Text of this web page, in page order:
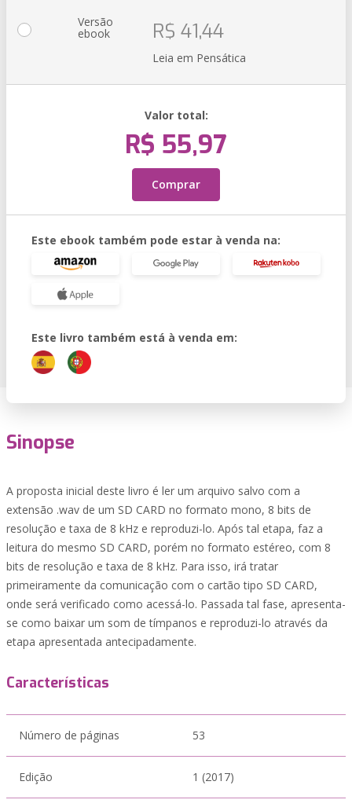
Versão
ebook R$ 41,44
Leia em Pensática
Valor total:
R$ 55,97
Comprar
Este ebook também pode estar à venda na:
Este livro também está à venda em:
Sinopse
A proposta inicial deste livro é ler um arquivo salvo com a
extensão .wav de um SD CARD no formato mono, 8 bits de
resolução e taxa de 8 kHz e reproduzi-lo. Após tal etapa, faz a
leitura do mesmo SD CARD, porém no formato estéreo, com 8
bits de resolução e taxa de 8 kHz. Para isso, irá tratar
primeiramente da comunicação com o cartão tipo SD CARD,
onde será verificado como acessá-lo. Passada tal fase, apresenta-
se como baixar um som de tímpanos e reproduzi-lo através da
etapa apresentada antecipadamente.
Características
Número de páginas 53
Edição 1 (2017)